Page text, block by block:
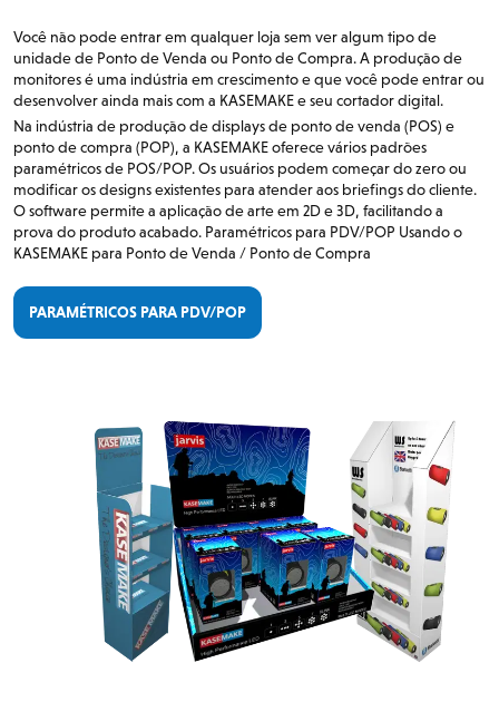
Você não pode entrar em qualquer loja sem ver algum tipo de
unidade de Ponto de Venda ou Ponto de Compra. A produção de
monitores é uma indústria em crescimento e que você pode entrar ou
desenvolver ainda mais com a KASEMAKE e seu cortador digital.
Na indústria de produção de displays de ponto de venda (POS) e
ponto de compra (POP), a KASEMAKE oferece vários padrões
paramétricos de POS/POP. Os usuários podem começar do zero ou
modificar os designs existentes para atender aos briefings do cliente.
O software permite a aplicação de arte em 2D e 3D, facilitando a
prova do produto acabado. Paramétricos para PDV/POP Usando o
KASEMAKE para Ponto de Venda / Ponto de Compra
PARAMÉTRICOS PARA PDV/POP